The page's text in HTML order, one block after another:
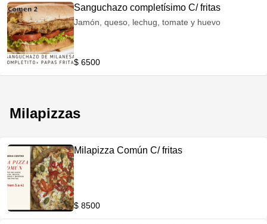
Sanguchazo completísimo C/ fritas
Jamón, queso, lechug, tomate y huevo
$ 6500
Milapizzas
Milapizza Común C/ fritas
$ 8500